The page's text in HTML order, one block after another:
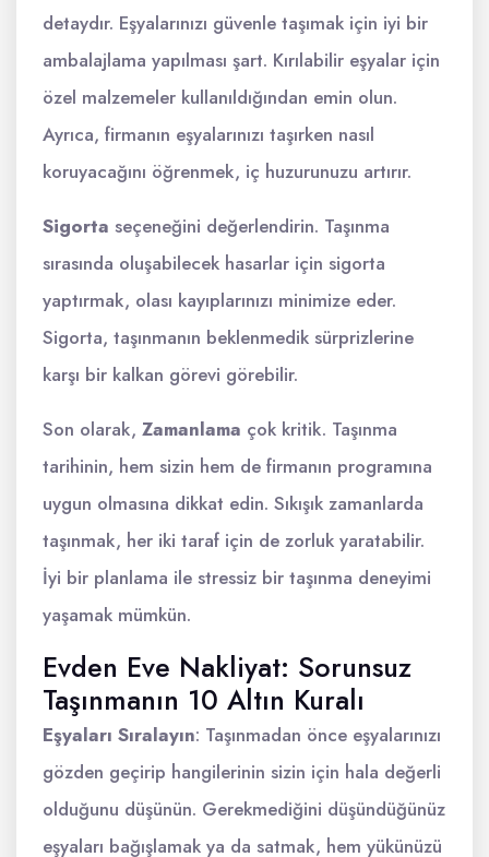
detaydır. Eşyalarınızı güvenle taşımak için iyi bir
ambalajlama yapılması şart. Kırılabilir eşyalar için
özel malzemeler kullanıldığından emin olun.
Ayrıca, firmanın eşyalarınızı taşırken nasıl
koruyacağını öğrenmek, iç huzurunuzu artırır.
Sigorta seçeneğini değerlendirin. Taşınma
sırasında oluşabilecek hasarlar için sigorta
yaptırmak, olası kayıplarınızı minimize eder.
Sigorta, taşınmanın beklenmedik sürprizlerine
karşı bir kalkan görevi görebilir.
Son olarak, Zamanlama çok kritik. Taşınma
tarihinin, hem sizin hem de firmanın programına
uygun olmasına dikkat edin. Sıkışık zamanlarda
taşınmak, her iki taraf için de zorluk yaratabilir.
İyi bir planlama ile stressiz bir taşınma deneyimi
yaşamak mümkün.
Evden Eve Nakliyat: Sorunsuz
Taşınmanın 10 Altın Kuralı
Eşyaları Sıralayın: Taşınmadan önce eşyalarınızı
gözden geçirip hangilerinin sizin için hala değerli
olduğunu düşünün. Gerekmediğini düşündüğünüz
eşyaları bağışlamak ya da satmak, hem yükünüzü